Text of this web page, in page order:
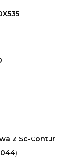
Z Sc-Contur